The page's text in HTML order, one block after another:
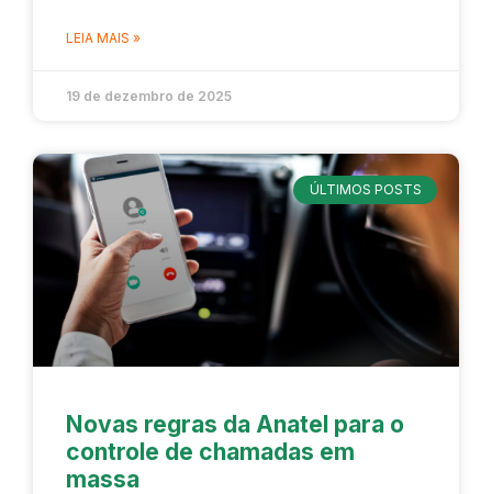
LEIA MAIS »
19 de dezembro de 2025
ÚLTIMOS POSTS
Novas regras da Anatel para o
controle de chamadas em
massa